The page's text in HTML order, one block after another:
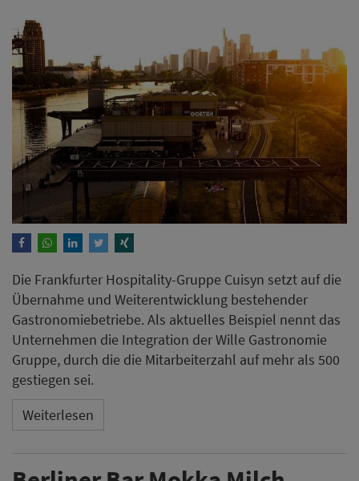
Die Frankfurter Hospitality-Gruppe Cuisyn setzt auf die
Übernahme und Weiterentwicklung bestehender
Gastronomiebetriebe. Als aktuelles Beispiel nennt das
Unternehmen die Integration der Wille Gastronomie
Gruppe, durch die die Mitarbeiterzahl auf mehr als 500
gestiegen sei.
Weiterlesen